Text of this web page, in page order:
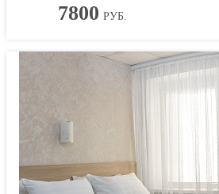
7800 РУБ.